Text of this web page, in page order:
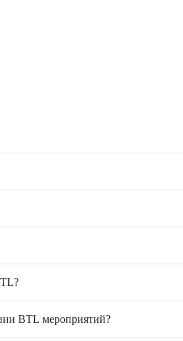
BTL мероприятий?